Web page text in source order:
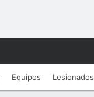
Equipos Lesionados